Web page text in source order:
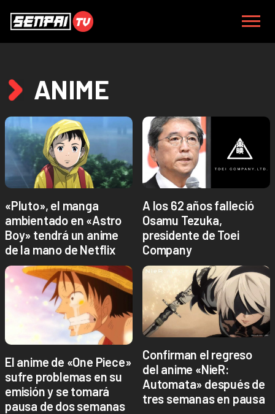
ANIME
«Pluto», el manga
ambientado en «Astro
Boy» tendrá un anime
de la mano de Netflix
A los 62 años falleció
Osamu Tezuka,
presidente de Toei
Company
El anime de «One Piece»
sufre problemas en su
emisión y se tomará
pausa de dos semanas
Confirman el regreso
del anime «NieR:
Automata» después de
tres semanas en pausa